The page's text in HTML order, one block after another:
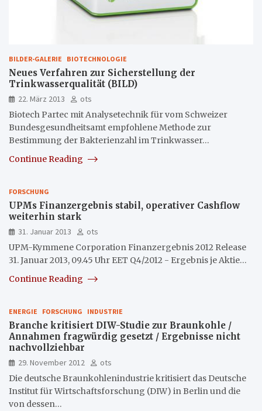
BILDER-GALERIE BIOTECHNOLOGIE
Neues Verfahren zur Sicherstellung der
Trinkwasserqualität (BILD)
22. März 2013
ots
Biotech Partec mit Analysetechnik für vom Schweizer
Bundesgesundheitsamt empfohlene Methode zur
Bestimmung der Bakterienzahl im Trinkwasser…
Continue Reading
FORSCHUNG
UPMs Finanzergebnis stabil, operativer Cashflow
weiterhin stark
31. Januar 2013
ots
UPM-Kymmene Corporation Finanzergebnis 2012 Release
31. Januar 2013, 09.45 Uhr EET Q4/2012 - Ergebnis je Aktie…
Continue Reading
ENERGIE FORSCHUNG INDUSTRIE
Branche kritisiert DIW-Studie zur Braunkohle /
Annahmen fragwürdig gesetzt / Ergebnisse nicht
nachvollziehbar
29. November 2012
ots
Die deutsche Braunkohlenindustrie kritisiert das Deutsche
Institut für Wirtschaftsforschung (DIW) in Berlin und die
von dessen…